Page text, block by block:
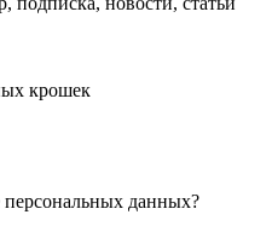
крошек
данных?